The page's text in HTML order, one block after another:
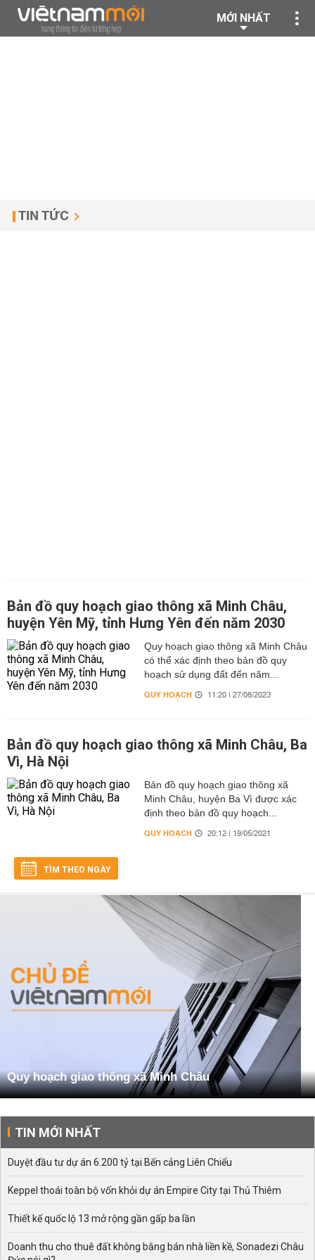
MỚI NHẤT
TIN TỨC
Bản đồ quy hoạch giao thông xã Minh Châu,
huyện Yên Mỹ, tỉnh Hưng Yên đến năm 2030
Quy hoạch giao thông xã Minh Châu
có thể xác định theo bản đồ quy
hoạch sử dụng đất đến năm...
QUY HOẠCH 11:20 | 27/08/2023
Bản đồ quy hoạch giao thông xã Minh Châu, Ba
Vì, Hà Nội
Bản đồ quy hoạch giao thông xã
Minh Châu, huyện Ba Vì được xác
định theo bản đồ quy hoạch...
QUY HOẠCH 20:12 | 19/05/2021
TÌM THEO NGÀY
Quy hoạch giao thông xã Minh Châu
TIN MỚI NHẤT
Duyệt đầu tư dự án 6.200 tỷ tại Bến cảng Liên Chiểu
Keppel thoái toàn bộ vốn khỏi dự án Empire City tại Thủ Thiêm
Thiết kế quốc lộ 13 mở rộng gần gấp ba lần
Doanh thu cho thuê đất không bằng bán nhà liền kề, Sonadezi Châu